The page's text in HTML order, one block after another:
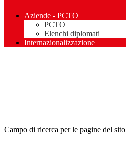
Aziende - PCTO
PCTO
Elenchi diplomati
Internazionalizzazione
Campo di ricerca per le pagine del sito